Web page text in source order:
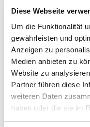
Diese Webseite
Um die Funktionalität
gewährleisten und
Anzeigen zu
Medien anbieten zu
Website zu
Partner führen diese
weiteren Daten
haben oder die sie im
gesammelt haben.
ZUBEHÖR UND